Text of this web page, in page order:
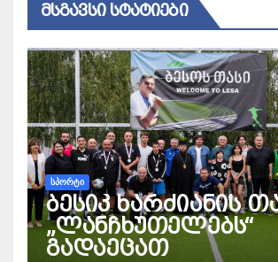
ᲛᲡᲒᲐᲕᲡᲘ ᲡᲢᲐᲢᲘᲔᲑᲘ
ᲡᲞᲝᲠᲢᲘ
ბესიკ ხარძიანის
„ლანჩხუთელებს“
გადაეცათ